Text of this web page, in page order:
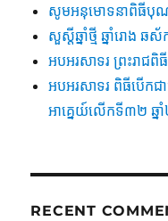
សូមអនុមោទនាពិធីបុណ្
សួស្តីឆ្នាំថ្មី ឆ្នាំរោង
អបអរសាទរ ព្រះរាជពិ
អបអរសាទរ ពិធីបើកជា
អាគ្នេយ៍លើកទី៣២ ឆ្
RECENT